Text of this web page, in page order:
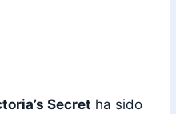
Secret ha sido